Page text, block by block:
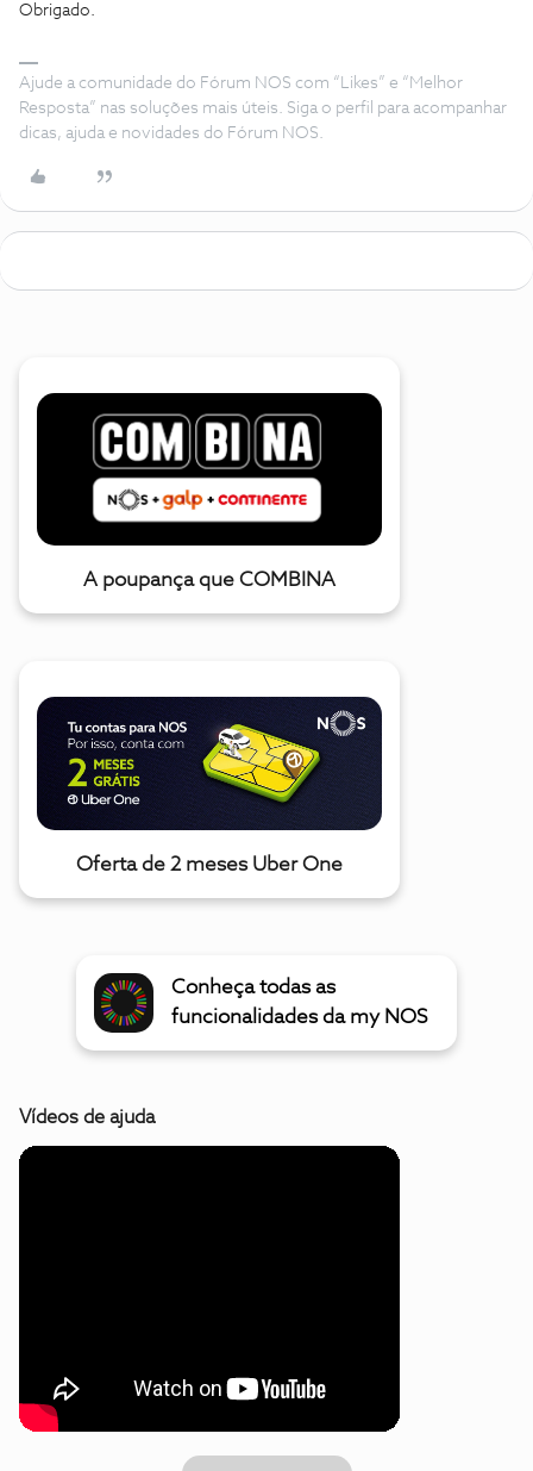
Obrigado.
Ajude a comunidade do Fórum NOS com “Likes” e “Melhor
Resposta” nas soluções mais úteis. Siga o perfil para acompanhar
dicas, ajuda e novidades do Fórum NOS.
A poupança que COMBINA
Oferta de 2 meses Uber One
Conheça todas as
funcionalidades da my NOS
Vídeos de ajuda